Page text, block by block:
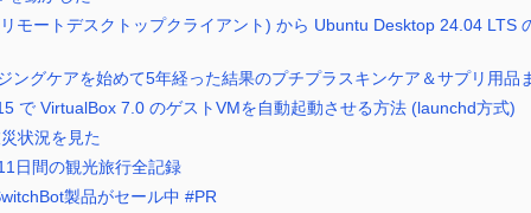
モートデスクトップクライアント) から Ubuntu Desktop 24.04 LTS
ングケアを始めて5年経った結果のプチプラスキンケア＆サプリ用品
で VirtualBox 7.0 のゲストVMを自動起動させる方法 (launchd方式)
状況を見た
日間の観光旅行全記録
製品がセール中 #PR